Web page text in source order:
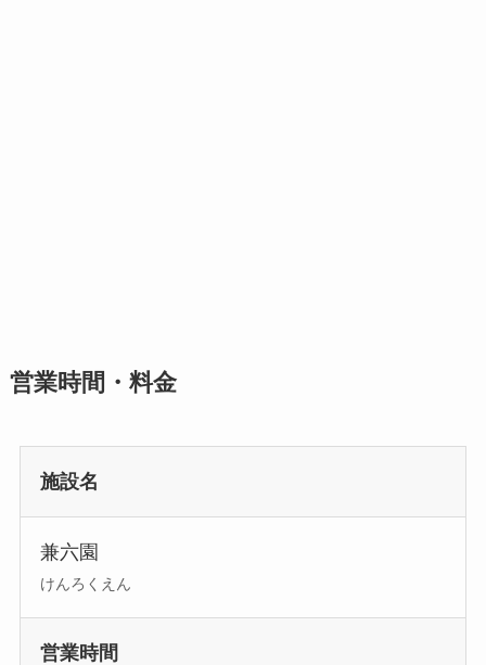
営業時間・料金
施設名
兼六園
けんろくえん
営業時間